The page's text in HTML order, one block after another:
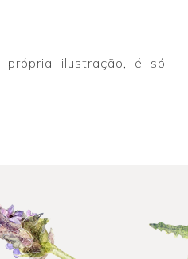
própria ilustração, é só